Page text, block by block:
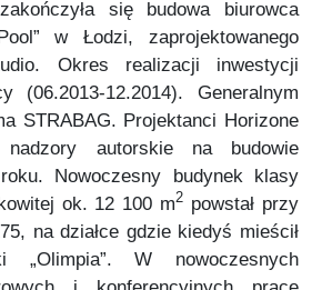
się budowa biurowca
w Łodzi, zaprojektowanego
Okres realizacji inwestycji
(06.2013-12.2014). Generalnym
STRABAG. Projektanci Horizone
nadzory autorskie na budowie
Nowoczesny budynek klasy
ok. 12 100 m2 powstał przy
na działce gdzie kiedyś mieścił
W nowoczesnych